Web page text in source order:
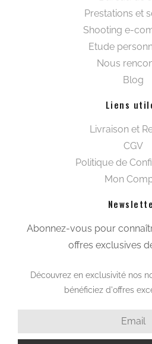
Prestations et
Shooting e-
Etude
Nous
Blog
Liens
Livraison et
CGV
Politique de
Mon
Abonnez-vous pour
offres exclusives
Découvrez en exclusivité nos
bénéficiez d'offres